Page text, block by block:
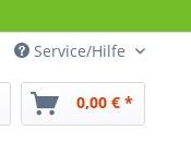
Service/Hilfe
0,00 € *